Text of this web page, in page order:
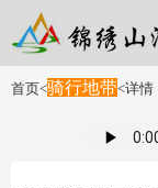
首页<骑行地带<详情